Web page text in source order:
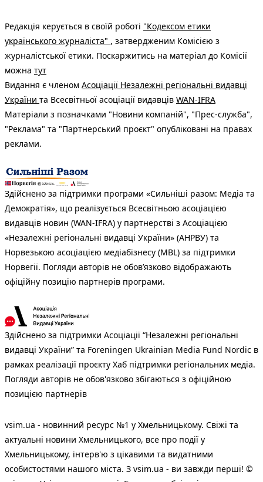
Редакція керується в своїй роботі "Кодексом етики
українського журналіста" , затвердженим Комісією з
журналістської етики. Поскаржитись на матеріал до Комісії
можна тут
Видання є членом Асоціації Незалежні регіональні видавці
України та Всесвітньої асоціації видавців WAN-IFRA
Матеріали з позначками "Новини компаній", "Прес-служба",
"Реклама" та "Партнерський проєкт" опубліковані на правах
реклами.
Здійснено за підтримки програми «Сильніші разом: Медіа та
Демократія», що реалізується Всесвітньою асоціацією
видавців новин (WAN-IFRA) у партнерстві з Асоціацією
«Незалежні регіональні видавці України» (АНРВУ) та
Норвезькою асоціацією медіабізнесу (MBL) за підтримки
Норвегії. Погляди авторів не обов’язково відображають
офіційну позицію партнерів програми.
Здійснено за підтримки Асоціації “Незалежні регіональні
видавці України” та Foreningen Ukrainian Media Fund Nordic в
рамках реалізації проєкту Хаб підтримки регіональних медіа.
Погляди авторів не обов'язково збігаються з офіційною
позицією партнерів
vsim.ua - новинний ресурс №1 у Хмельницькому. Свіжі та
актуальні новини Хмельницького, все про події у
Хмельницькому, інтерв'ю з цікавими та видатними
особистостями нашого міста. З vsim.ua - ви завжди перші! ©